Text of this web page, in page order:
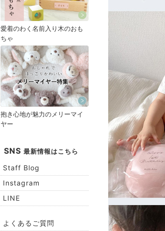
愛着のわく名前入り木のおも
ちゃ
抱き心地が魅力のメリーマイ
ヤー
SNS 最新情報はこちら
Staff Blog
Instagram
LINE
よくあるご質問